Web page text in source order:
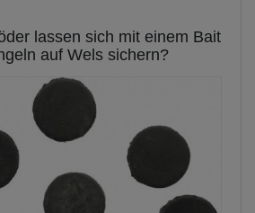
lassen sich mit einem Bait
auf Wels sichern?